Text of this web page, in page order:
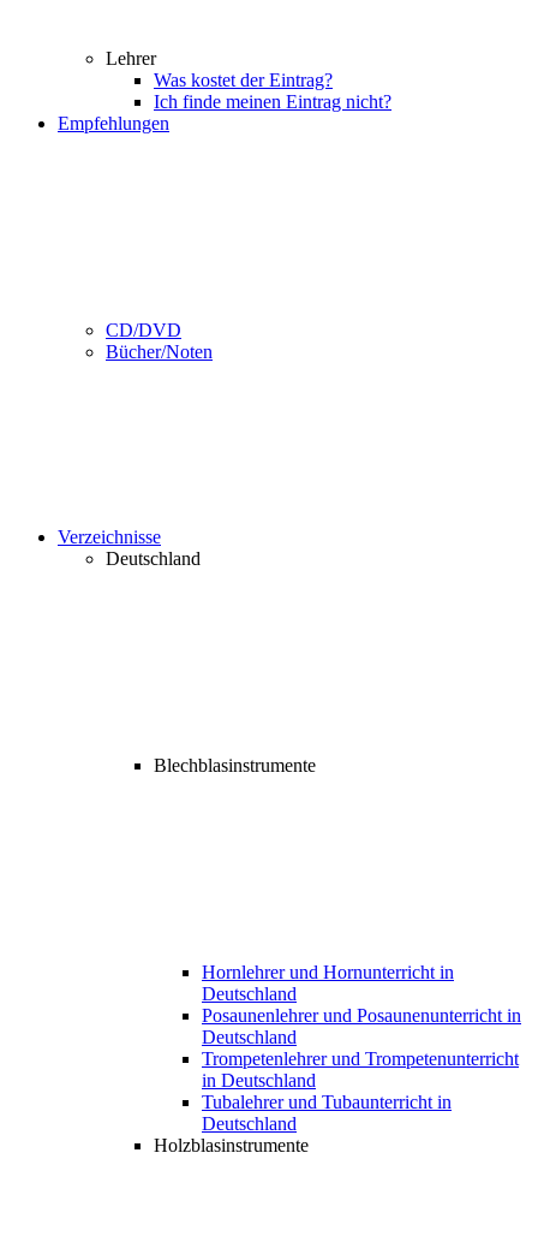
Lehrer
Was kostet der Eintrag?
Ich finde meinen Eintrag nicht?
Empfehlungen
CD/DVD
Bücher/Noten
Verzeichnisse
Deutschland
Blechblasinstrumente
Hornlehrer und Hornunterricht in
Deutschland
Posaunenlehrer und Posaunenunterricht in
Deutschland
Trompetenlehrer und Trompetenunterricht
in Deutschland
Tubalehrer und Tubaunterricht in
Deutschland
Holzblasinstrumente